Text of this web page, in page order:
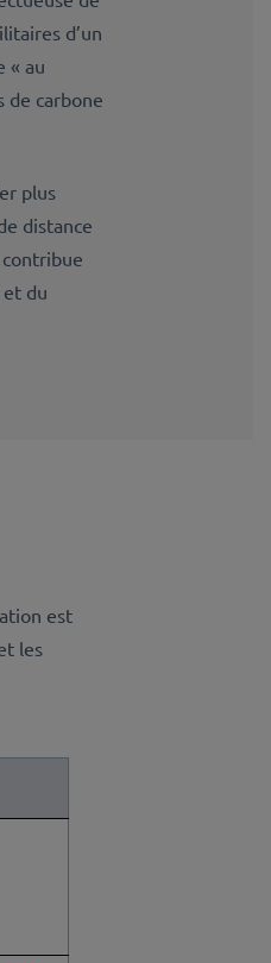
d’un
« au
de carbone
plus
distance
du
est
les